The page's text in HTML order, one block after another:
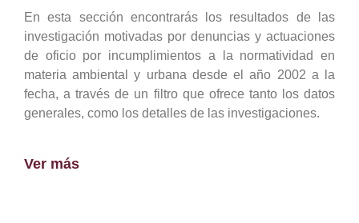
En esta sección encontrarás los resultados de las
investigación motivadas por denuncias y actuaciones
de oficio por incumplimientos a la normatividad en
materia ambiental y urbana desde el año 2002 a la
fecha, a través de un filtro que ofrece tanto los datos
generales, como los detalles de las investigaciones.
Ver más